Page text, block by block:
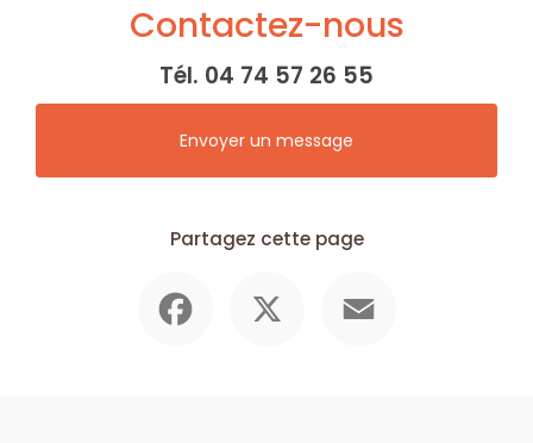
Contactez-nous
Tél. 04 74 57 26 55
Envoyer un message
Partagez cette page